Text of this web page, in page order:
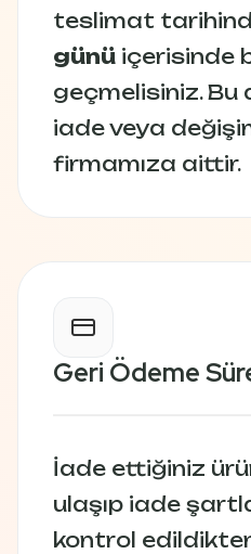
teslimat
günü içerisinde
geçmelisiniz. Bu
iade veya
firmamıza aittir.
Geri Ödeme
İade ettiğiniz
ulaşıp iade
kontrol